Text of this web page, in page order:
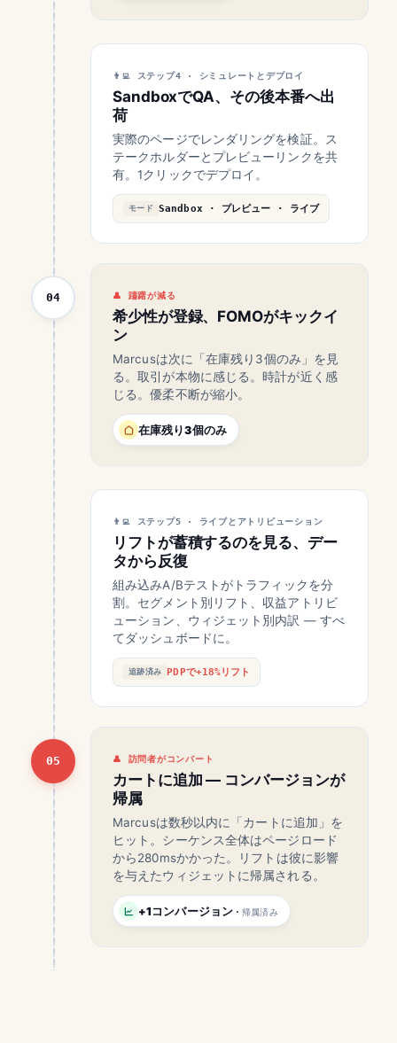
ステップ4 · シミュレートとデプロイ
SandboxでQA、その後本番へ出
荷
実際のページでレンダリングを検証。ス
テークホルダーとプレビューリンクを共
有。1クリックでデプロイ。
モード Sandbox · プレビュー · ライブ
04 躊躇が減る
希少性が登録、FOMOがキックイ
ン
Marcusは次に「在庫残り3個のみ」を見
る。取引が本物に感じる。時計が近く感
じる。優柔不断が縮小。
在庫残り3個のみ
ステップ5 · ライブとアトリビューション
リフトが蓄積するのを見る、デー
タから反復
組み込みA/Bテストがトラフィックを分
割。セグメント別リフト、収益アトリビ
ューション、ウィジェット別内訳 — すべ
てダッシュボードに。
追跡済み PDPで+18%リフト
05 訪問者がコンバート
カートに追加 — コンバージョンが
帰属
Marcusは数秒以内に「カートに追加」を
ヒット。シーケンス全体はページロード
から280msかかった。リフトは彼に影響
を与えたウィジェットに帰属される。
+1コンバージョン·帰属済み